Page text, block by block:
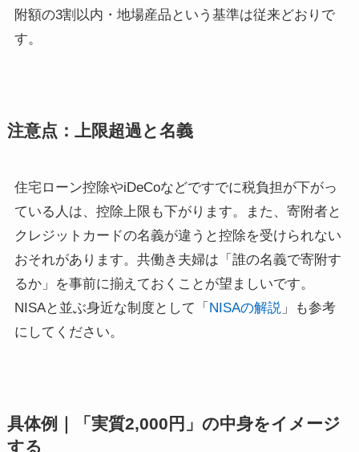
附額の3割以内・地場産品という基準は従来どおりで
す。
注意点：上限超過と名義
住宅ローン控除やiDeCoなどですでに税負担が下がっ
ている人は、控除上限も下がります。また、寄附者と
クレジットカードの名義が違うと控除を受けられない
おそれがあります。共働き夫婦は「誰の名義で寄附す
るか」を事前に揃えておくことが望ましいです。
NISAと並ぶ身近な制度として「 NISAの解説」も参考
にしてください。
具体例｜「実質2,000円」の中身をイメージ
する